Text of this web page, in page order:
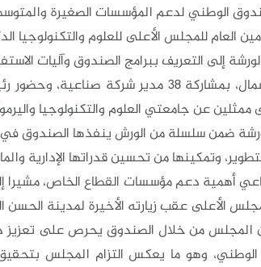
الوطني لدعم المؤسسات الصغيرة
العام للمجلس الأعلى للعلوم والتكنولوجيا
إلى التعريف ببرامج الصندوق وآليات
إقليم الشمال، بمشاركة 38 مدير
ممثلين عن جامعتي العلوم والتكنولوجيا
ضمن سلسلة من الورش ينفذها الصندوق
وتمكينها من تحسين قدراتها الإدارية
أهمية دعم مؤسسات القطاع الخاص، مشيرا
الأعلى عقب زيارته الأخيرة لمدينة الحسن
المجلس من خلال الصندوق يحرص على تعزيز
الوطني، وهو ما يعكس التزام المجلس